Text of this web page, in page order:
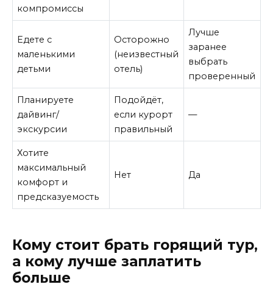
компромиссы
Едете с
маленькими
детьми
Осторожно
(неизвестный
отель)
Лучше
заранее
выбрать
проверенный
Планируете
дайвинг/
экскурсии
Подойдёт,
если курорт
правильный
—
Хотите
максимальный
комфорт и
предсказуемость
Нет Да
Кому стоит брать горящий тур,
а кому лучше заплатить
больше